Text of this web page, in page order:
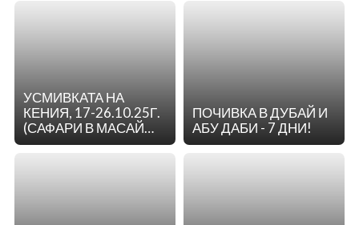
УСМИВКАТА НА
КЕНИЯ, 17-26.10.25Г.
(САФАРИ В МАСАЙ
МАРА И ПЛАЖ НА
ДИАНИ)
ПОЧИВКА В ДУБАЙ И
АБУ ДАБИ - 7 ДНИ!